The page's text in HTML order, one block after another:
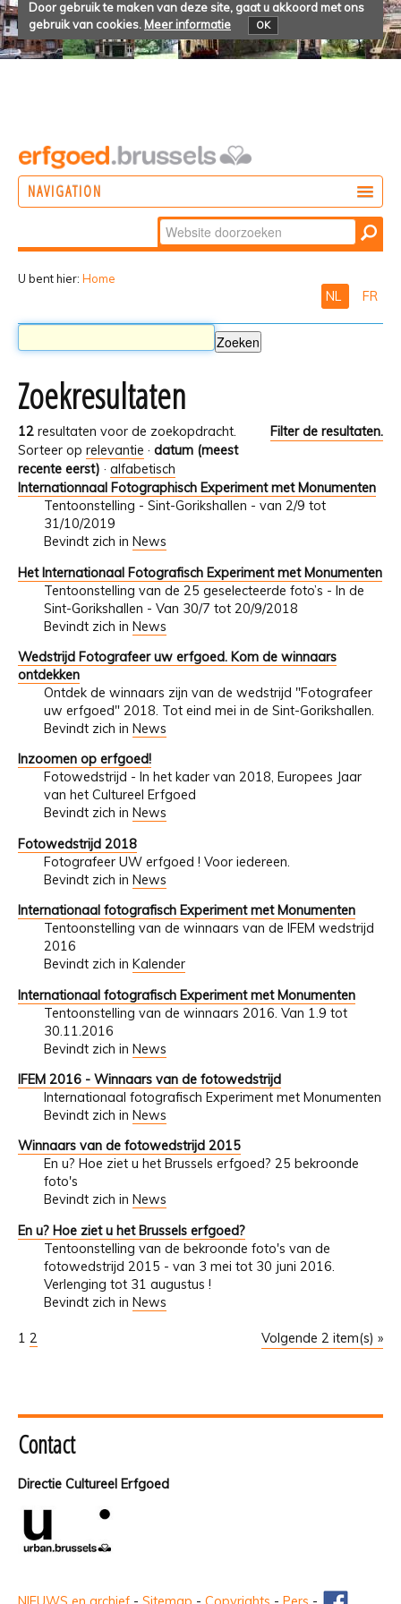
Door gebruik te maken van deze site, gaat u akkoord met ons
gebruik van cookies. Meer informatie OK
NAVIGATION
Zoek
Geavanceerd
U bent hier: Home
NL FR
Zoekresultaten
12 resultaten voor de zoekopdracht.
Filter de resultaten.
Sorteer op relevantie · datum (meest
recente eerst) · alfabetisch
Internationnaal Fotographisch Experiment met Monumenten
Tentoonstelling - Sint-Gorikshallen - van 2/9 tot
31/10/2019
Bevindt zich in News
Het Internationaal Fotografisch Experiment met Monumenten
Tentoonstelling van de 25 geselecteerde foto’s - In de
Sint-Gorikshallen - Van 30/7 tot 20/9/2018
Bevindt zich in News
Wedstrijd Fotografeer uw erfgoed. Kom de winnaars
ontdekken
Ontdek de winnaars zijn van de wedstrijd "Fotografeer
uw erfgoed" 2018. Tot eind mei in de Sint-Gorikshallen.
Bevindt zich in News
Inzoomen op erfgoed!
Fotowedstrijd - In het kader van 2018, Europees Jaar
van het Cultureel Erfgoed
Bevindt zich in News
Fotowedstrijd 2018
Fotografeer UW erfgoed ! Voor iedereen.
Bevindt zich in News
Internationaal fotografisch Experiment met Monumenten
Tentoonstelling van de winnaars van de IFEM wedstrijd
2016
Bevindt zich in Kalender
Internationaal fotografisch Experiment met Monumenten
Tentoonstelling van de winnaars 2016. Van 1.9 tot
30.11.2016
Bevindt zich in News
IFEM 2016 - Winnaars van de fotowedstrijd
Internationaal fotografisch Experiment met Monumenten
Bevindt zich in News
Winnaars van de fotowedstrijd 2015
En u? Hoe ziet u het Brussels erfgoed? 25 bekroonde
foto's
Bevindt zich in News
En u? Hoe ziet u het Brussels erfgoed?
Tentoonstelling van de bekroonde foto's van de
fotowedstrijd 2015 - van 3 mei tot 30 juni 2016.
Verlenging tot 31 augustus !
Bevindt zich in News
Volgende 2 item(s) »
1 2
Contact
Directie Cultureel Erfgoed